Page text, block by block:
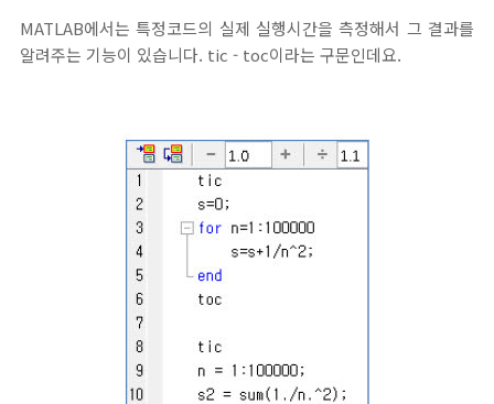
MATLAB에서는 특정코드의 실제 실행시간을 측정해서 그 결과를
알려주는 기능이 있습니다. tic - toc이라는 구문인데요.